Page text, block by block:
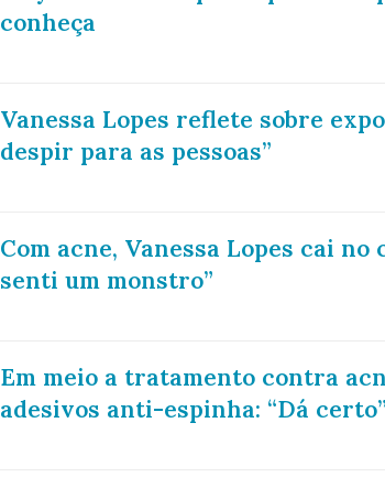
conheça
Vanessa Lopes reflete sobre
despir para as pessoas”
Com acne, Vanessa Lopes cai
senti um monstro”
Em meio a tratamento contra
adesivos anti-espinha: “Dá certo”